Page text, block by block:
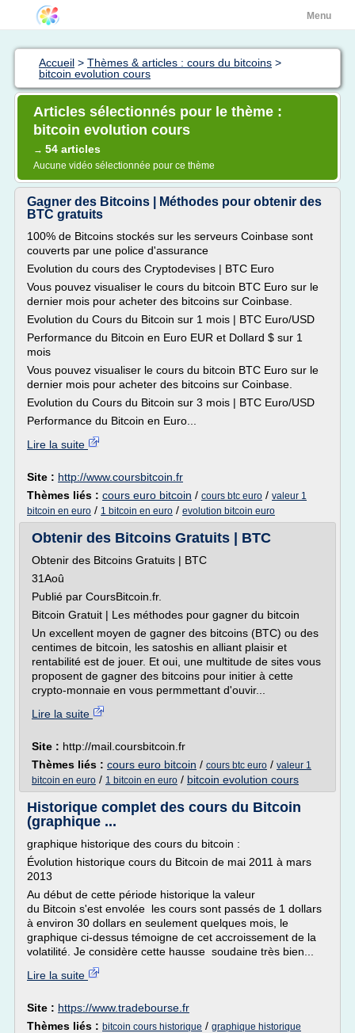
Menu
Accueil > Thèmes & articles : cours du bitcoins >
bitcoin evolution cours
Articles sélectionnés pour le thème :
bitcoin evolution cours
→ 54 articles
Aucune vidéo sélectionnée pour ce thème
Gagner des Bitcoins | Méthodes pour obtenir des
BTC gratuits
100% de Bitcoins stockés sur les serveurs Coinbase sont
couverts par une police d'assurance
Evolution du cours des Cryptodevises | BTC Euro
Vous pouvez visualiser le cours du bitcoin BTC Euro sur le
dernier mois pour acheter des bitcoins sur Coinbase.
Evolution du Cours du Bitcoin sur 1 mois | BTC Euro/USD
Performance du Bitcoin en Euro EUR et Dollard $ sur 1
mois
Vous pouvez visualiser le cours du bitcoin BTC Euro sur le
dernier mois pour acheter des bitcoins sur Coinbase.
Evolution du Cours du Bitcoin sur 3 mois | BTC Euro/USD
Performance du Bitcoin en Euro...
Lire la suite
Site : http://www.coursbitcoin.fr
Thèmes liés : cours euro bitcoin / cours btc euro / valeur 1
bitcoin en euro / 1 bitcoin en euro / evolution bitcoin euro
Obtenir des Bitcoins Gratuits | BTC
Obtenir des Bitcoins Gratuits | BTC
31Aoû
Publié par CoursBitcoin.fr.
Bitcoin Gratuit | Les méthodes pour gagner du bitcoin
Un excellent moyen de gagner des bitcoins (BTC) ou des
centimes de bitcoin, les satoshis en alliant plaisir et
rentabilité est de jouer. Et oui, une multitude de sites vous
proposent de gagner des bitcoins pour initier à cette
crypto-monnaie en vous permmettant d'ouvir...
Lire la suite
Site : http://mail.coursbitcoin.fr
Thèmes liés : cours euro bitcoin / cours btc euro / valeur 1
bitcoin en euro / 1 bitcoin en euro / bitcoin evolution cours
Historique complet des cours du Bitcoin
(graphique ...
graphique historique des cours du bitcoin :
Évolution historique cours du Bitcoin de mai 2011 à mars
2013
Au début de cette période historique la valeur
du Bitcoin s'est envolée les cours sont passés de 1 dollars
à environ 30 dollars en seulement quelques mois, le
graphique ci-dessus témoigne de cet accroissement de la
volatilité. Je considère cette hausse soudaine très bien...
Lire la suite
Site : https://www.tradebourse.fr
Thèmes liés : bitcoin cours historique / graphique historique